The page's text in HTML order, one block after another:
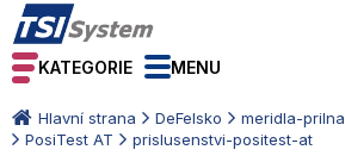
KATEGORIE MENU
Hlavní strana DeFelsko
meridla-
PosiTest AT
prislusenstvi-positest-at